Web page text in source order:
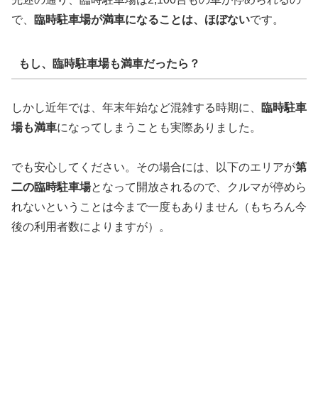
で、
臨時駐車場が満車になることは、ほぼないです。
もし、臨時駐車場も満車だったら？
しかし近年では、年末年始など混雑する時期に、
臨時駐車
場も満車になってしまうことも実際ありました。
でも安心してください。その場合には、以下のエリアが第
二の臨時駐車場となって開放されるので、クルマが停めら
れないということは今まで一度もありません（もちろん今
後の利用者数によりますが）。